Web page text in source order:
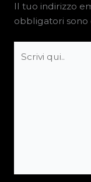
Il tuo indirizzo
obbligatori sono
qui..